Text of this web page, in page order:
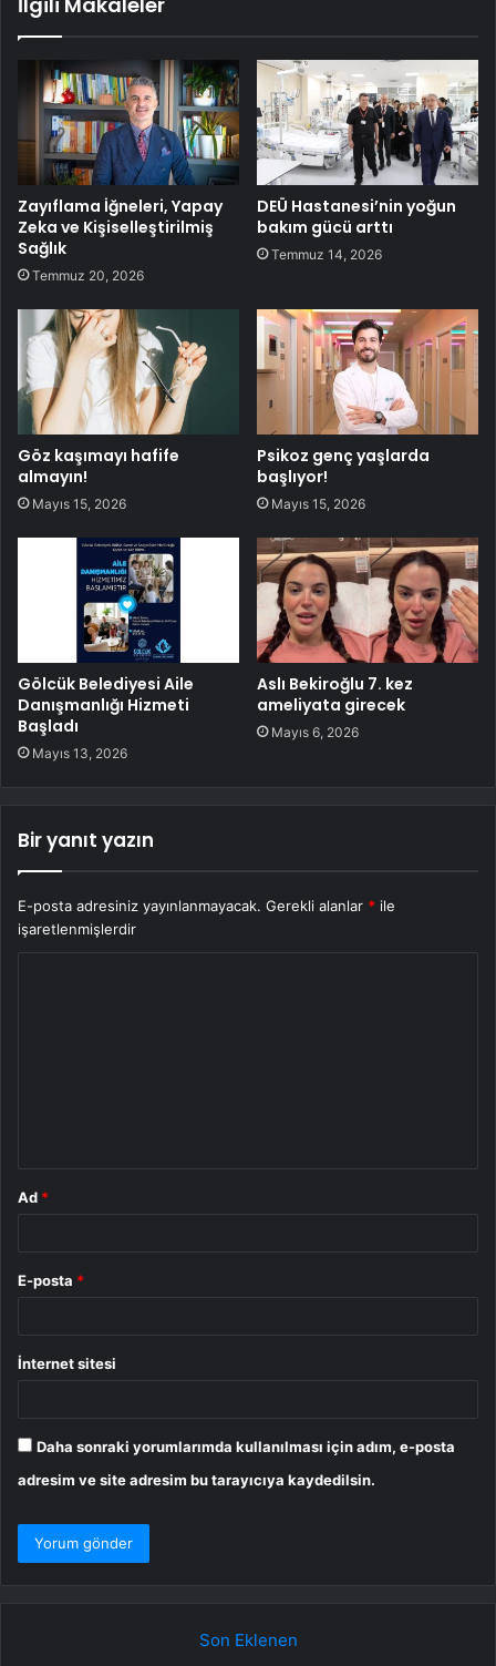
Zayıflama İğneleri, Yapay
Zeka ve Kişiselleştirilmiş
Sağlık
Temmuz 20, 2026
DEÜ Hastanesi’nin yoğun
bakım gücü arttı
Temmuz 14, 2026
Göz kaşımayı hafife
almayın!
Mayıs 15, 2026
Psikoz genç yaşlarda
başlıyor!
Mayıs 15, 2026
Gölcük Belediyesi Aile
Danışmanlığı Hizmeti
Başladı
Mayıs 13, 2026
Aslı Bekiroğlu 7. kez
ameliyata girecek
Mayıs 6, 2026
Bir yanıt yazın
E-posta adresiniz yayınlanmayacak. Gerekli alanlar * ile
işaretlenmişlerdir
Ad *
E-posta *
İnternet sitesi
Daha sonraki yorumlarımda kullanılması için adım, e-posta
adresim ve site adresim bu tarayıcıya kaydedilsin.
Son Eklenen